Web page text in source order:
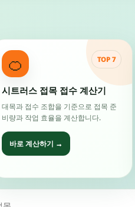
🍊 TOP 7
시트러스 접목 접수 계산기
대목과 접수 조합을 기준으로 접목 준
비량과 작업 효율을 계산합니다.
바로 계산하기 →